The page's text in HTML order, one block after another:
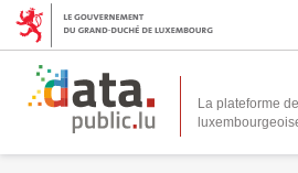
La plateforme